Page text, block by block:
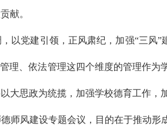
献。
以党建引领，正风肃纪，加强“三风
理、依法管理这四个维度的管理作
大思政为统揽，加强学校德育工作，
师风建设专题会议，目的在于推动